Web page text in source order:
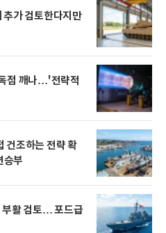
가 검토한다지만
점 깨나…'전략적
건조하는 전략 확
승부
부활 검토… 포드급